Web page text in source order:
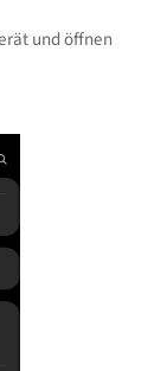
und öffnen